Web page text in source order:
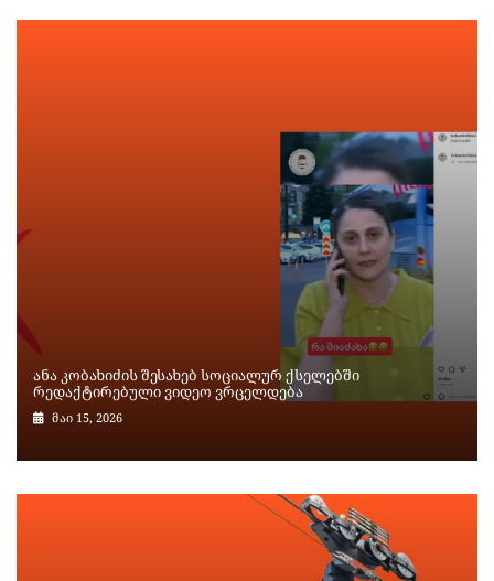
ანა კობახიძის შესახებ სოციალურ ქსელებში
რედაქტირებული ვიდეო ვრცელდება
მაი 15, 2026